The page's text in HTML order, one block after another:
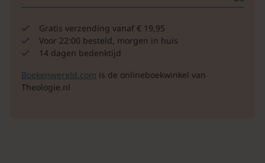
Gratis verzending vanaf € 19,95
Voor 22:00 besteld, morgen in huis
14 dagen bedenktijd
Boekenwereld.com is de onlineboekwinkel van
Theologie.nl